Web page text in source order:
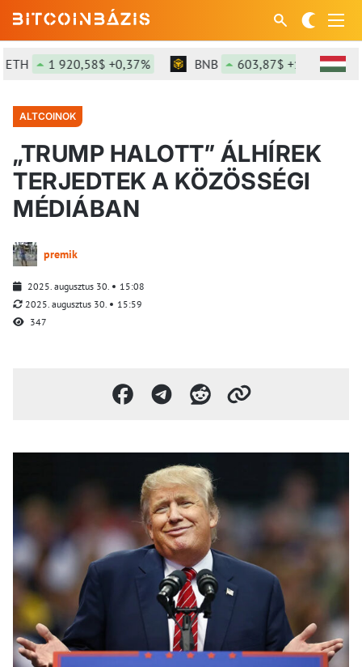
1 920,58$ +0,37% BNB 603,87$ +1,92%
ALTCOINOK
„TRUMP HALOTT” ÁLHÍREK
TERJEDTEK A KÖZÖSSÉGI
MÉDIÁBAN
premik
2025. augusztus 30.
15:08
2025. augusztus 30.
15:59
347